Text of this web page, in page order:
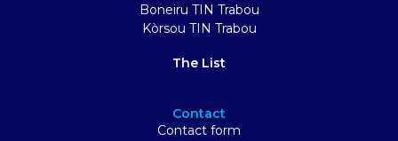
Boneiru TIN Trabou
Kòrsou TIN Trabou
The List
Contact
Contact form